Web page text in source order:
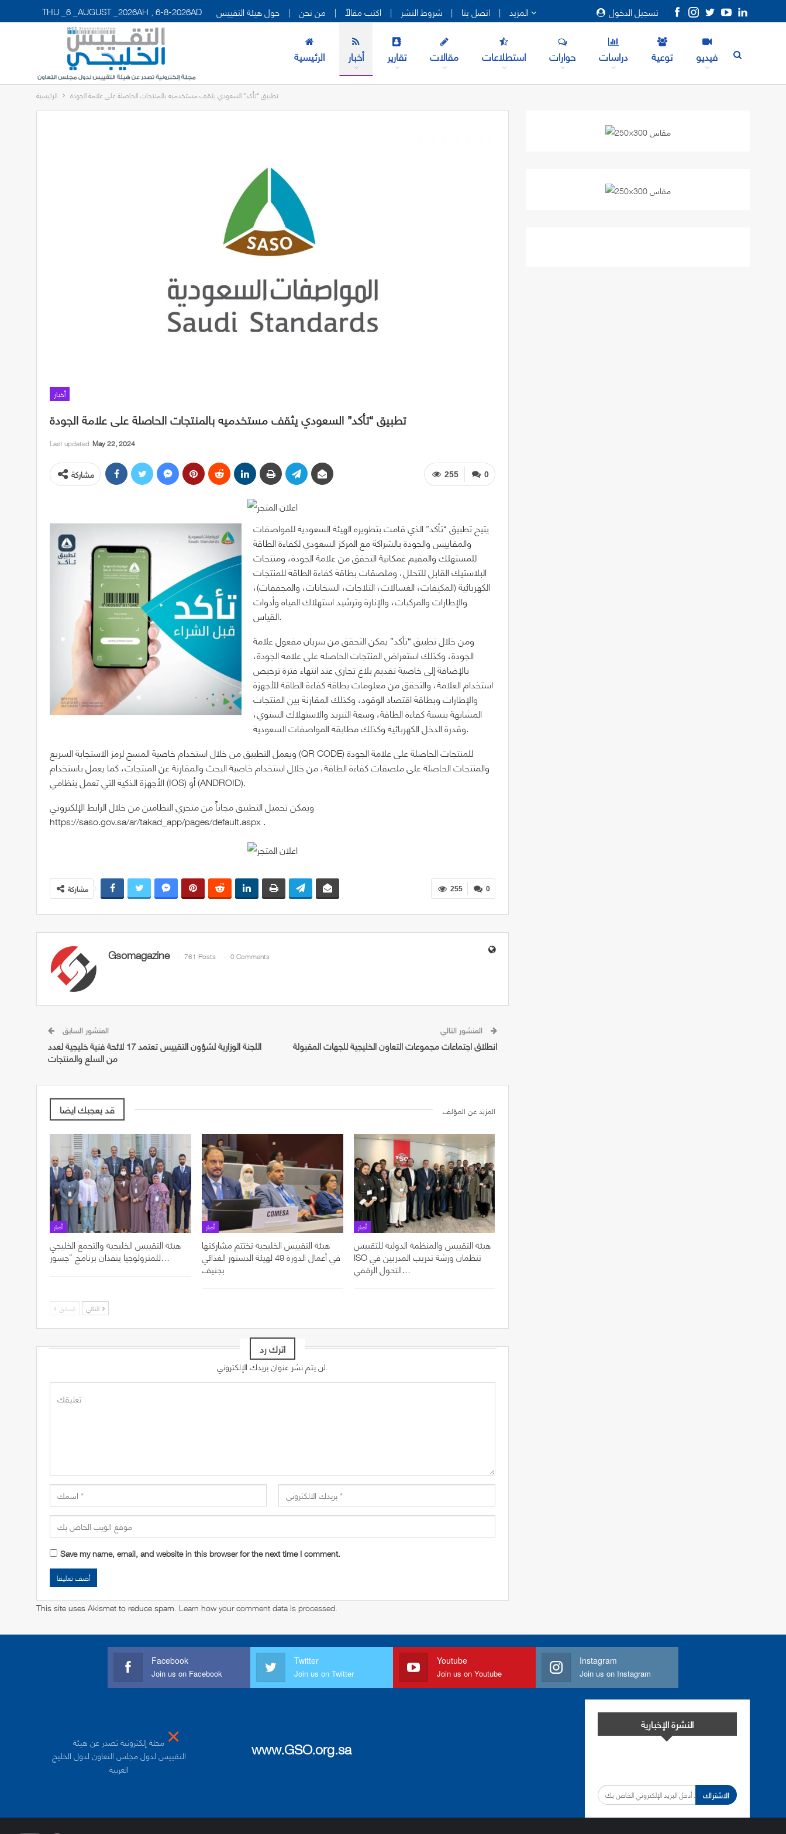
تسجيل الدخول THU _6 _AUGUST _2026AH , 6-8-2026AD حول هيئة التقييس | من نحن | اكتب مقالاً | شروط النشر | اتصل بنا |
الرئيسية أخبار تقارير مقالات استطلاعات حوارات دراسات توعية فيديو
الرئيسية تطبيق “تأكد” السعودي يثقف مستخدميه بالمنتجات الحاصلة على علامة الجودة
أخبار
تطبيق “تأكد” السعودي يثقف مستخدميه بالمنتجات الحاصلة على علامة الجودة
Last updated May 22, 2024
0
255 مشاركة
يتيح تطبيق “تأكد” الذي قامت بتطويره الهيئة السعودية للمواصفات
والمقاييس والجودة بالشراكة مع المركز السعودي لكفاءة الطاقة
للمستهلك والمقيم غمكانية التحقق من علامة الجودة، ومنتجات
البلاستيك القابل للتحلل، وملصقات بطاقة كفاءة الطاقة للمنتجات
الكهربائية (المكيفات، الغسالات، الثلاجات، السخانات، والمجففات)،
والإطارات والمركبات، والإنارة وترشيد استهلاك المياه وأدوات
القياس.
ومن خلال تطبيق “تأكد” يمكن التحقق من سريان مفعول علامة
الجودة، وكذلك استعراض المنتجات الحاصلة على علامة الجودة،
بالإضافة إلى خاصية تقديم بلاغ تجاري عند انتهاء فترة ترخيص
استخدام العلامة، والتحقق من معلومات بطاقة كفاءة الطاقة للأجهزة
والإطارات وبطاقة اقتصاد الوقود، وكذلك المقارنة بين المنتجات
المشابهة بنسبة كفاءة الطاقة، وسعة التبريد والاستهلاك السنوي،
وقدرة الدخل الكهربائية وكذلك مطابقة المواصفات السعودية.
ويعمل التطبيق من خلال استخدام خاصية المسح لرمز الاستجابة السريع (QR CODE) للمنتجات الحاصلة على علامة الجودة
والمنتجات الحاصلة على ملصقات كفاءة الطاقة، من خلال استخدام خاصية البحث والمقارنة عن المنتجات، كما يعمل باستخدام
الأجهزة الذكية التي تعمل بنظامي (IOS) أو (ANDROID).
ويمكن تحميل التطبيق مجاناً من متجري النظامين من خلال الرابط الإلكتروني
https://saso.gov.sa/ar/takad_app/pages/default.aspx .
0
255 مشاركة
Gsomagazine 761 Posts 0 Comments
المنشور السابق
اللجنة الوزارية لشؤون التقييس تعتمد 17 لائحة فنية خليجية لعدد
من السلع والمنتجات
المنشور التالي
انطلاق اجتماعات مجموعات التعاون الخليجية للجهات المقبولة
قد يعجبك ايضا المزيد عن المؤلف
أخبار
هيئة التقييس الخليجية والتجمع الخليجي
للمترولوجيا ينفذان برنامج “جسور…
أخبار
هيئة التقييس الخليجية تختتم مشاركتها
في أعمال الدورة 49 لهيئة الدستور الغذائي
بجنيف
أخبار
هيئة التقييس والمنظمة الدولية للتقييس
ISO تنظمان ورشة تدريب المدربين في
التحول الرقمي…
السابق
اترك رد
لن يتم نشر عنوان بريدك الإلكتروني.
Save my name, email, and website in this browser for the next time I comment.
This site uses Akismet to reduce spam. Learn how your comment data is processed.
Facebook
Join us on Facebook
Twitter
Join us on Twitter
Youtube
Join us on Youtube
Instagram
Join us on Instagram
مجلة إلكترونية تصدر عن هيئة
التقييس لدول مجلس التعاون لدول الخليج
العربية
www.GSO.org.sa
النشرة الإخبارية
الاشتراك
×